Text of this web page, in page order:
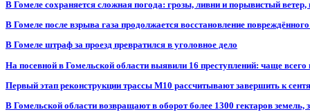
В Гомеле сохраняется сложная погода: грозы, ливни и порывистый
В Гомеле после взрыва газа продолжается восстановление
В Гомеле штраф за проезд превратился в уголовное дело
На посевной в Гомельской области выявили 16 преступлений: чаще
Первый этап реконструкции трассы М10 рассчитывают завершить к
В Гомельской области возвращают в оборот более 1300 гектаров